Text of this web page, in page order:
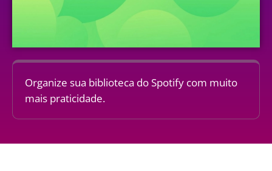
Organize sua biblioteca do Spotify com muito
mais praticidade.